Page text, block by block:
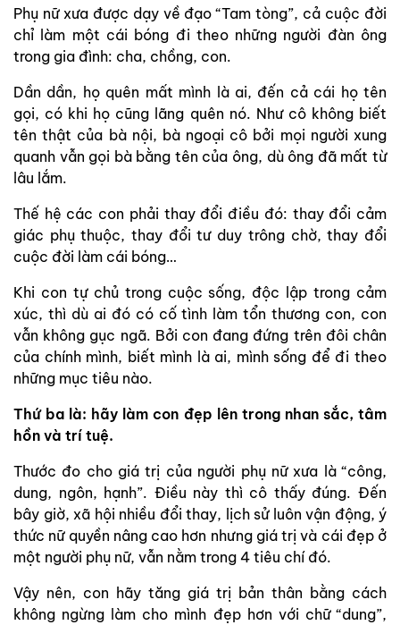
Phụ nữ xưa được dạy về đạo “Tam tòng”, cả cuộc đời
chỉ làm một cái bóng đi theo những người đàn ông
trong gia đình: cha, chồng, con.
Dần dần, họ quên mất mình là ai, đến cả cái họ tên
gọi, có khi họ cũng lãng quên nó. Như cô không biết
tên thật của bà nội, bà ngoại cô bởi mọi người xung
quanh vẫn gọi bà bằng tên của ông, dù ông đã mất từ
lâu lắm.
Thế hệ các con phải thay đổi điều đó: thay đổi cảm
giác phụ thuộc, thay đổi tư duy trông chờ, thay đổi
cuộc đời làm cái bóng…
Khi con tự chủ trong cuộc sống, độc lập trong cảm
xúc, thì dù ai đó có cố tình làm tổn thương con, con
vẫn không gục ngã. Bởi con đang đứng trên đôi chân
của chính mình, biết mình là ai, mình sống để đi theo
những mục tiêu nào.
Thứ ba là: hãy làm con đẹp lên trong nhan sắc, tâm
hồn và trí tuệ.
Thước đo cho giá trị của người phụ nữ xưa là “công,
dung, ngôn, hạnh”. Điều này thì cô thấy đúng. Đến
bây giờ, xã hội nhiều đổi thay, lịch sử luôn vận động, ý
thức nữ quyền nâng cao hơn nhưng giá trị và cái đẹp ở
một người phụ nữ, vẫn nằm trong 4 tiêu chí đó.
Vậy nên, con hãy tăng giá trị bản thân bằng cách
không ngừng làm cho mình đẹp hơn với chữ “dung”,